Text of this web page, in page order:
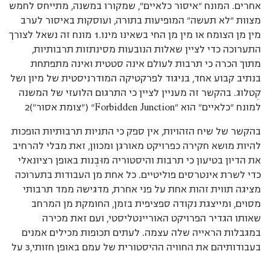
אחרים. המונח ”איסור כלאיים”, שמקורו במשנה, מתייחס לחמש
מצוות ”לא תעשה” המופיעות בתורה, ועוסקות באיסור לערב
מין מן הצומח או מין מן החי בשאינו מינו.1 מונח זה נשאל לצורך
התערוכה כדי לציין שאלות הנובעות מסינתזות תרבותיות,
מתוך הכרה כי תרבות לעולם אינה סטטית ואינה מתפתחת
בנתיב קבוע אחד, בניגוד לפרקטיקה המודרניסטית של מיון ושל
קִטלוג. בהקשר זה מעניין לציין כי התרגום הלועזי של המשנה
למונח ”כלאיים” הוא ”Forbidden Junction” (”צומת אסור”)2
בהקשר של שיח הזהויות, אין ספק כי התניות תרבותיות הופכות
להיות מושא חקירה כפרויקט מאורגן ומכוון, זאת מבלי להרחיב
את הדיון בטיעון כי תרבות והיסטוריה מוּבְנות באופן רציונאלי
כדי לשרת אינטרסים פוליטיים. כל אחת מן העבודות בתערוכה
מציגה תווית זהות אחת על פני אחרת, מדגישה ממד תרבותי
מסוים, ומייצגת נקודה ספציפית בזמן, החומקת מן המרחב
שאותו הגדיר הפרויקט האוריינטליסטי, ועם זאת מכירה
במגבלות הראייה שלה עצמה. לעתים תכופות מכילים אמנים
בעבודותיהם את החוויה ההיסטורית של עמם באופן חזותי,3 על